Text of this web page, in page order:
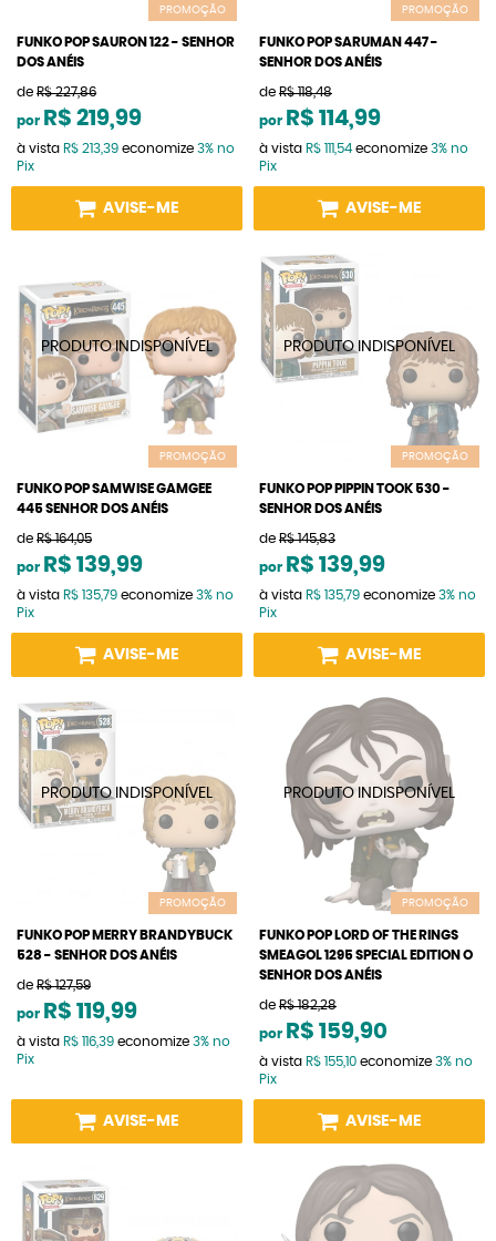
PROMOÇÃO
FUNKO POP SAURON 122 - SENHOR
DOS ANÉIS
de R$ 227,86
por R$ 219,99
à vista R$ 213,39 economize 3% no
Pix
AVISE-ME
PROMOÇÃO
FUNKO POP SARUMAN 447 -
SENHOR DOS ANÉIS
de R$ 118,48
por R$ 114,99
à vista R$ 111,54economize 3% no
Pix
AVISE-ME
PROMOÇÃO
FUNKO POP SAMWISE GAMGEE
445 SENHOR DOS ANÉIS
de R$ 164,05
por R$ 139,99
à vista R$ 135,79 economize 3% no
Pix
AVISE-ME
PROMOÇÃO
FUNKO POP PIPPIN TOOK 530 -
SENHOR DOS ANÉIS
de R$ 145,83
por R$ 139,99
à vista R$ 135,79 economize 3% no
Pix
AVISE-ME
PROMOÇÃO
FUNKO POP MERRY BRANDYBUCK
528 - SENHOR DOS ANÉIS
de R$ 127,59
por R$ 119,99
à vista R$ 116,39 economize 3% no
Pix
AVISE-ME
PROMOÇÃO
FUNKO POP LORD OF THE RINGS
SMEAGOL 1295 SPECIAL EDITION O
SENHOR DOS ANÉIS
de R$ 182,28
por R$ 159,90
à vista R$ 155,10 economize 3% no
Pix
AVISE-ME